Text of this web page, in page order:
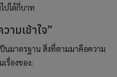
ปได้กี่บาท
ามเข้าใจ”
ป็นมาตรฐาน สิ่งที่ตามมาคือความ
เรื่องของ: